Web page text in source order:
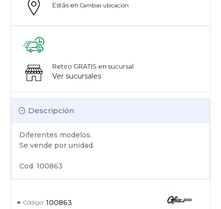
Código: 100863
Descripción
Diferentes modelos.
Se vende por unidad.
Cod. 100863
Estás en Cambiar ubicación
Retiro GRATIS en sucursal
Ver sucursales